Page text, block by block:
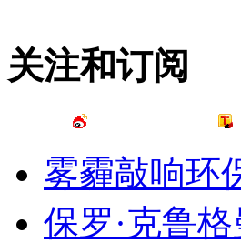
关注和订阅
雾霾敲响环
保罗·克鲁